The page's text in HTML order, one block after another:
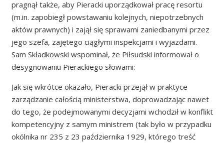
pragnął także, aby Pieracki uporządkował pracę resortu
(m.in. zapobiegł powstawaniu kolejnych, niepotrzebnych
aktów prawnych) i zajął się sprawami zaniedbanymi przez
jego szefa, zajętego ciągłymi inspekcjami i wyjazdami.
Sam Składkowski wspominał, że Piłsudski informował o
desygnowaniu Pierackiego słowami:
Jak się wkrótce okazało, Pieracki przejął w praktyce
zarządzanie całością ministerstwa, doprowadzając nawet
do tego, że podejmowanymi decyzjami wchodził w konflikt
kompetencyjny z samym ministrem (tak było w przypadku
okólnika nr 235 z 23 października 1929, którego treść